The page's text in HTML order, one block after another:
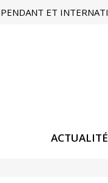
ET